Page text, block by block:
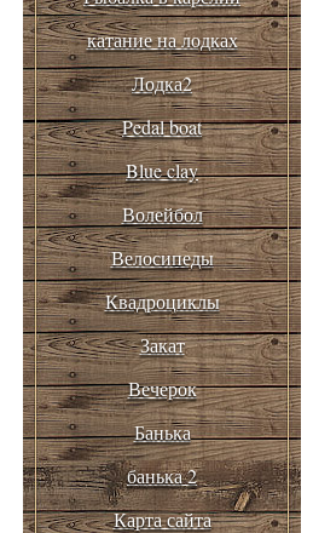
катание на лодках
Лодка2
Pedal boat
Blue clay
Волейбол
Велосипеды
Квадроциклы
Закат
Вечерок
Банька
банька 2
Карта сайта